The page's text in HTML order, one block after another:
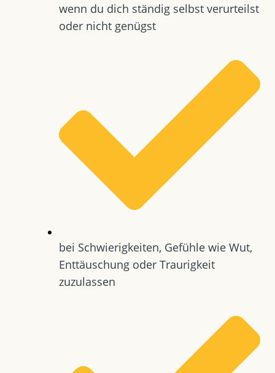
wenn du dich ständig selbst verurteilst
oder nicht genügst
bei Schwierigkeiten, Gefühle wie Wut,
Enttäuschung oder Traurigkeit
zuzulassen